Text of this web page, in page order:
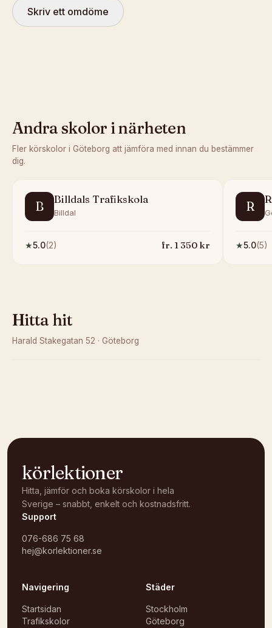
Skriv ett omdöme
Andra skolor i närheten
Fler körskolor i Göteborg att jämföra med innan du bestämmer
dig.
B Billdals Trafikskola
Billdal
★5.0(2) fr. 1 350kr
R
★5.0(5)
Hitta hit
Harald Stakegatan 52 · Göteborg
körlektioner
Hitta, jämför och boka körskolor i hela
Sverige – snabbt, enkelt och kostnadsfritt.
Support
076-686 75 68
hej@korlektioner.se
Navigering
Startsidan
Trafikskolor
Städer
Stockholm
Göteborg